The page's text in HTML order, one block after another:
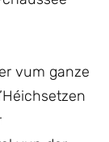
vum ganze